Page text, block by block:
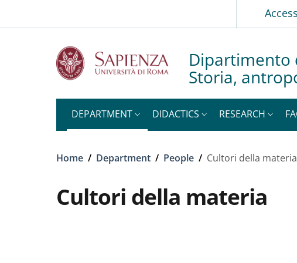
Slim top
Dipartimento
Storia,
DEPARTMENT DIDACTICS RESEARCH
Breadcrumb
Home / Department / People / Cultori della materia
Cultori della materia